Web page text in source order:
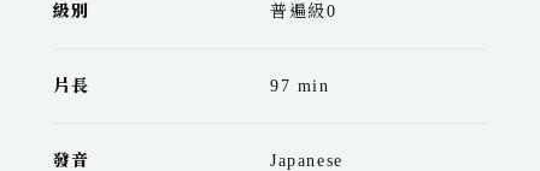
級別 普遍級0
片長 97 min
發音 Japanese